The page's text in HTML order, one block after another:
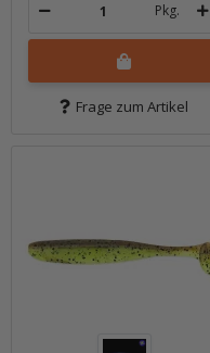
Pkg.
Frage zum Artikel